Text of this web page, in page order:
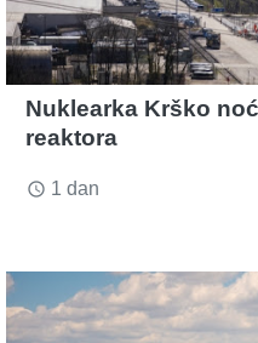
Nuklearka Krško
reaktora
access_time 1 dan